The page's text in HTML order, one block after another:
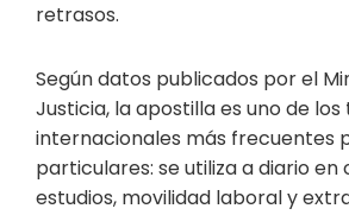
retrasos.
Según datos publicados por el
Justicia, la apostilla es uno de
internacionales más frecuentes
particulares: se utiliza a diario
estudios, movilidad laboral y